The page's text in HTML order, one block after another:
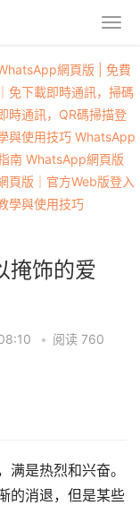
網頁版 | 免費
免下載即時通訊，掃碼
時通訊，QR碼掃描登
與使用技巧 WhatsApp
南 WhatsApp網頁版
頁版｜官方Web版登入
學與使用技巧
掩饰的爱
• 阅读 760
是热烈和兴奋。
的消退，但是某些